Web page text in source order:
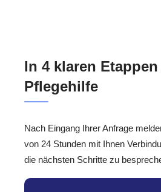
In 4 klaren
Pflegehilfe
Nach Eingang Ihrer Anfrage
von 24 Stunden mit Ihnen
die nächsten Schritte zu